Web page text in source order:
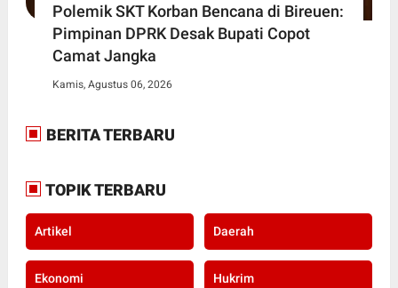
Polemik SKT Korban Bencana di Bireuen:
Pimpinan DPRK Desak Bupati Copot
Camat Jangka
Kamis, Agustus 06, 2026
BERITA TERBARU
TOPIK TERBARU
Artikel Daerah
Ekonomi Hukrim